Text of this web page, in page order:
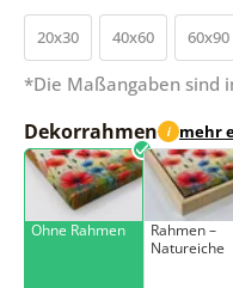
20x30 40x60 60x90
*Die Maßangaben sind
Dekorrahmen i mehr
Ohne Rahmen
Rahmen –
Natureiche